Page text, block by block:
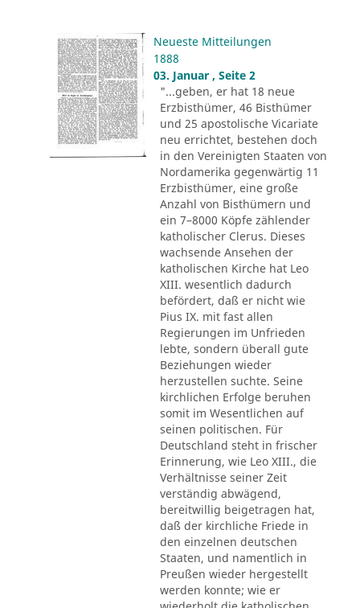
Neueste Mitteilungen
1888
03. Januar , Seite 2
"...geben, er hat 18 neue
Erzbisthümer, 46 Bisthümer
und 25 apostolische Vicariate
neu errichtet, bestehen doch
in den Vereinigten Staaten von
Nordamerika gegenwärtig 11
Erzbisthümer, eine große
Anzahl von Bisthümern und
ein 7–8000 Köpfe zählender
katholischer Clerus. Dieses
wachsende Ansehen der
katholischen Kirche hat Leo
XIII. wesentlich dadurch
befördert, daß er nicht wie
Pius IX. mit fast allen
Regierungen im Unfrieden
lebte, sondern überall gute
Beziehungen wieder
herzustellen suchte. Seine
kirchlichen Erfolge beruhen
somit im Wesentlichen auf
seinen politischen. Für
Deutschland steht in frischer
Erinnerung, wie Leo XIII., die
Verhältnisse seiner Zeit
verständig abwägend,
bereitwillig beigetragen hat,
daß der kirchliche Friede in
den einzelnen deutschen
Staaten, und namentlich in
Preußen wieder hergestellt
werden konnte; wie er